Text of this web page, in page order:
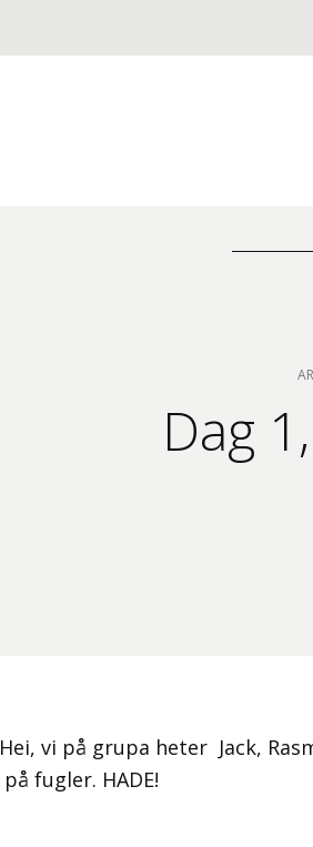
Dag
Hei, vi på grupa heter Jack,
på fugler. HADE!